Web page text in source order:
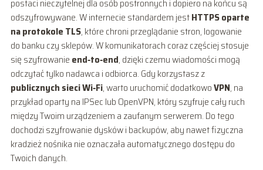
postaci nieczytelnej dla osób postronnych i dopiero na końcu są
odszyfrowywane. W internecie standardem jestHTTPS oparte
na protokole TLS, które chroni przeglądanie stron, logowanie
do banku czy sklepów. W komunikatorach coraz częściej stosuje
się szyfrowanie end‑to‑end, dzięki czemu wiadomości mogą
odczytać tylko nadawca i odbiorca. Gdy korzystasz z
publicznych sieci Wi‑Fi, warto uruchomić dodatkowoVPN, na
przykład oparty na IPSec lub OpenVPN, który szyfruje cały ruch
między Twoim urządzeniem a zaufanym serwerem. Do tego
dochodzi szyfrowanie dysków i backupów, aby nawet fizyczna
kradzież nośnika nie oznaczała automatycznego dostępu do
Twoich danych.